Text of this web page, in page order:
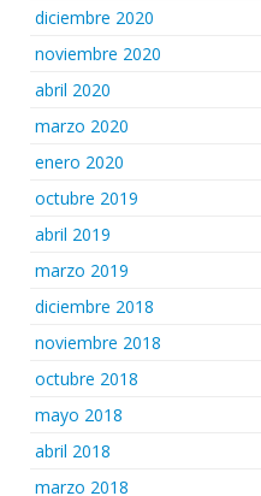
diciembre 2020
noviembre 2020
abril 2020
marzo 2020
enero 2020
octubre 2019
abril 2019
marzo 2019
diciembre 2018
noviembre 2018
octubre 2018
mayo 2018
abril 2018
marzo 2018